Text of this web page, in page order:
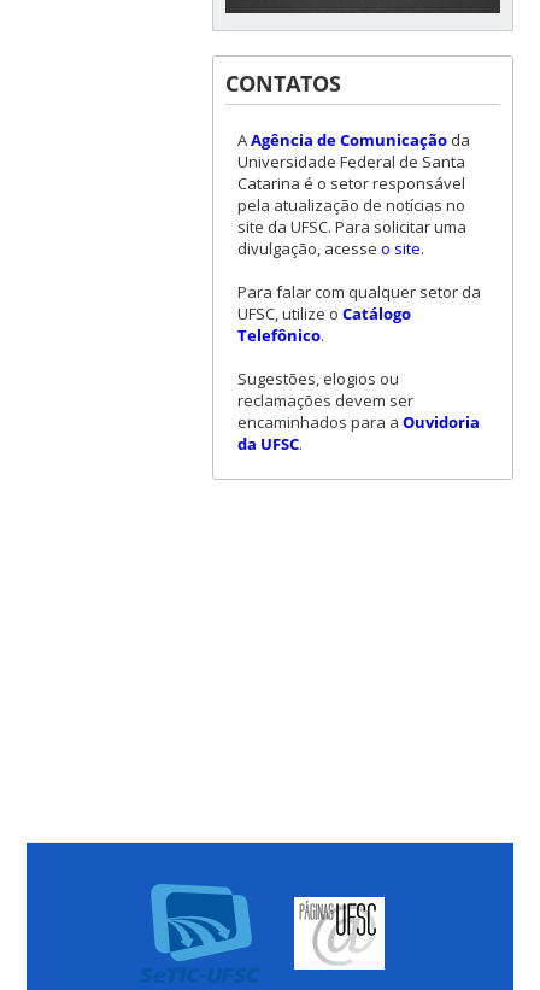
CONTATOS
AAgência de Comunicaçãoda
Universidade Federal de Santa
Catarina é o setor responsável
pela atualização de notícias no
site da UFSC. Para solicitar uma
divulgação, acesse o site.
Para falar com qualquer setor da
UFSC, utilize o Catálogo
Telefônico.
Sugestões, elogios ou
reclamações devem ser
encaminhados para a Ouvidoria
da UFSC.